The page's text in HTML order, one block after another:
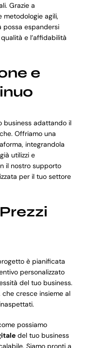
Grazie a
metodologie agili,
possa espandersi
e l’affidabilità
e
business adattando il
Offriamo una
integrandola
utilizzi e
il nostro supporto
per il tuo settore
è pianificata
personalizzato
del tuo business.
cresce insieme al
possiamo
del tuo business
Siamo pronti a